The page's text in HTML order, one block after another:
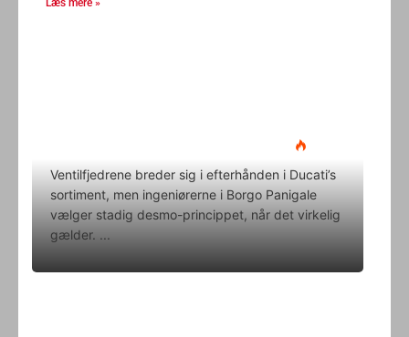
Ventilfjedrene breder sig i efterhånden i Ducati’s
sortiment, men ingeniørerne i Borgo Panigale
vælger stadig desmo-princippet, når det virkelig
gælder.